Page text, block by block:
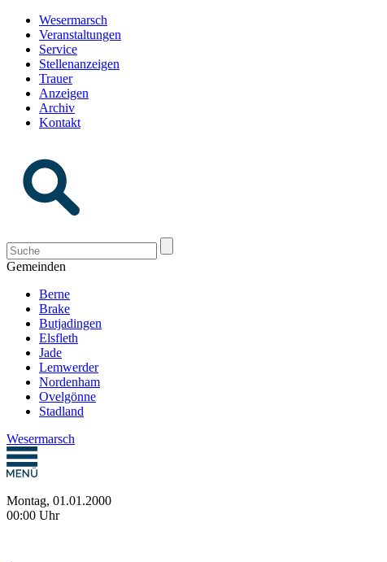
Wesermarsch
Veranstaltungen
Service
Stellenanzeigen
Trauer
Anzeigen
Archiv
Kontakt
Gemeinden
Berne
Brake
Butjadingen
Elsfleth
Jade
Lemwerder
Nordenham
Ovelgönne
Stadland
Wesermarsch
Montag, 01.01.2000
00:00 Uhr